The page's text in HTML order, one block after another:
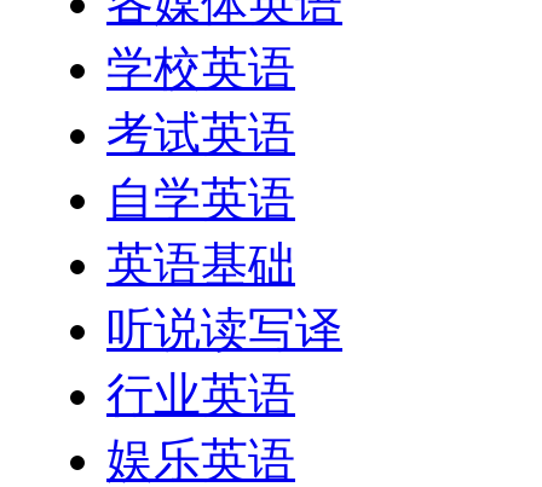
学校英语
考试英语
自学英语
英语基础
听说读写译
行业英语
娱乐英语